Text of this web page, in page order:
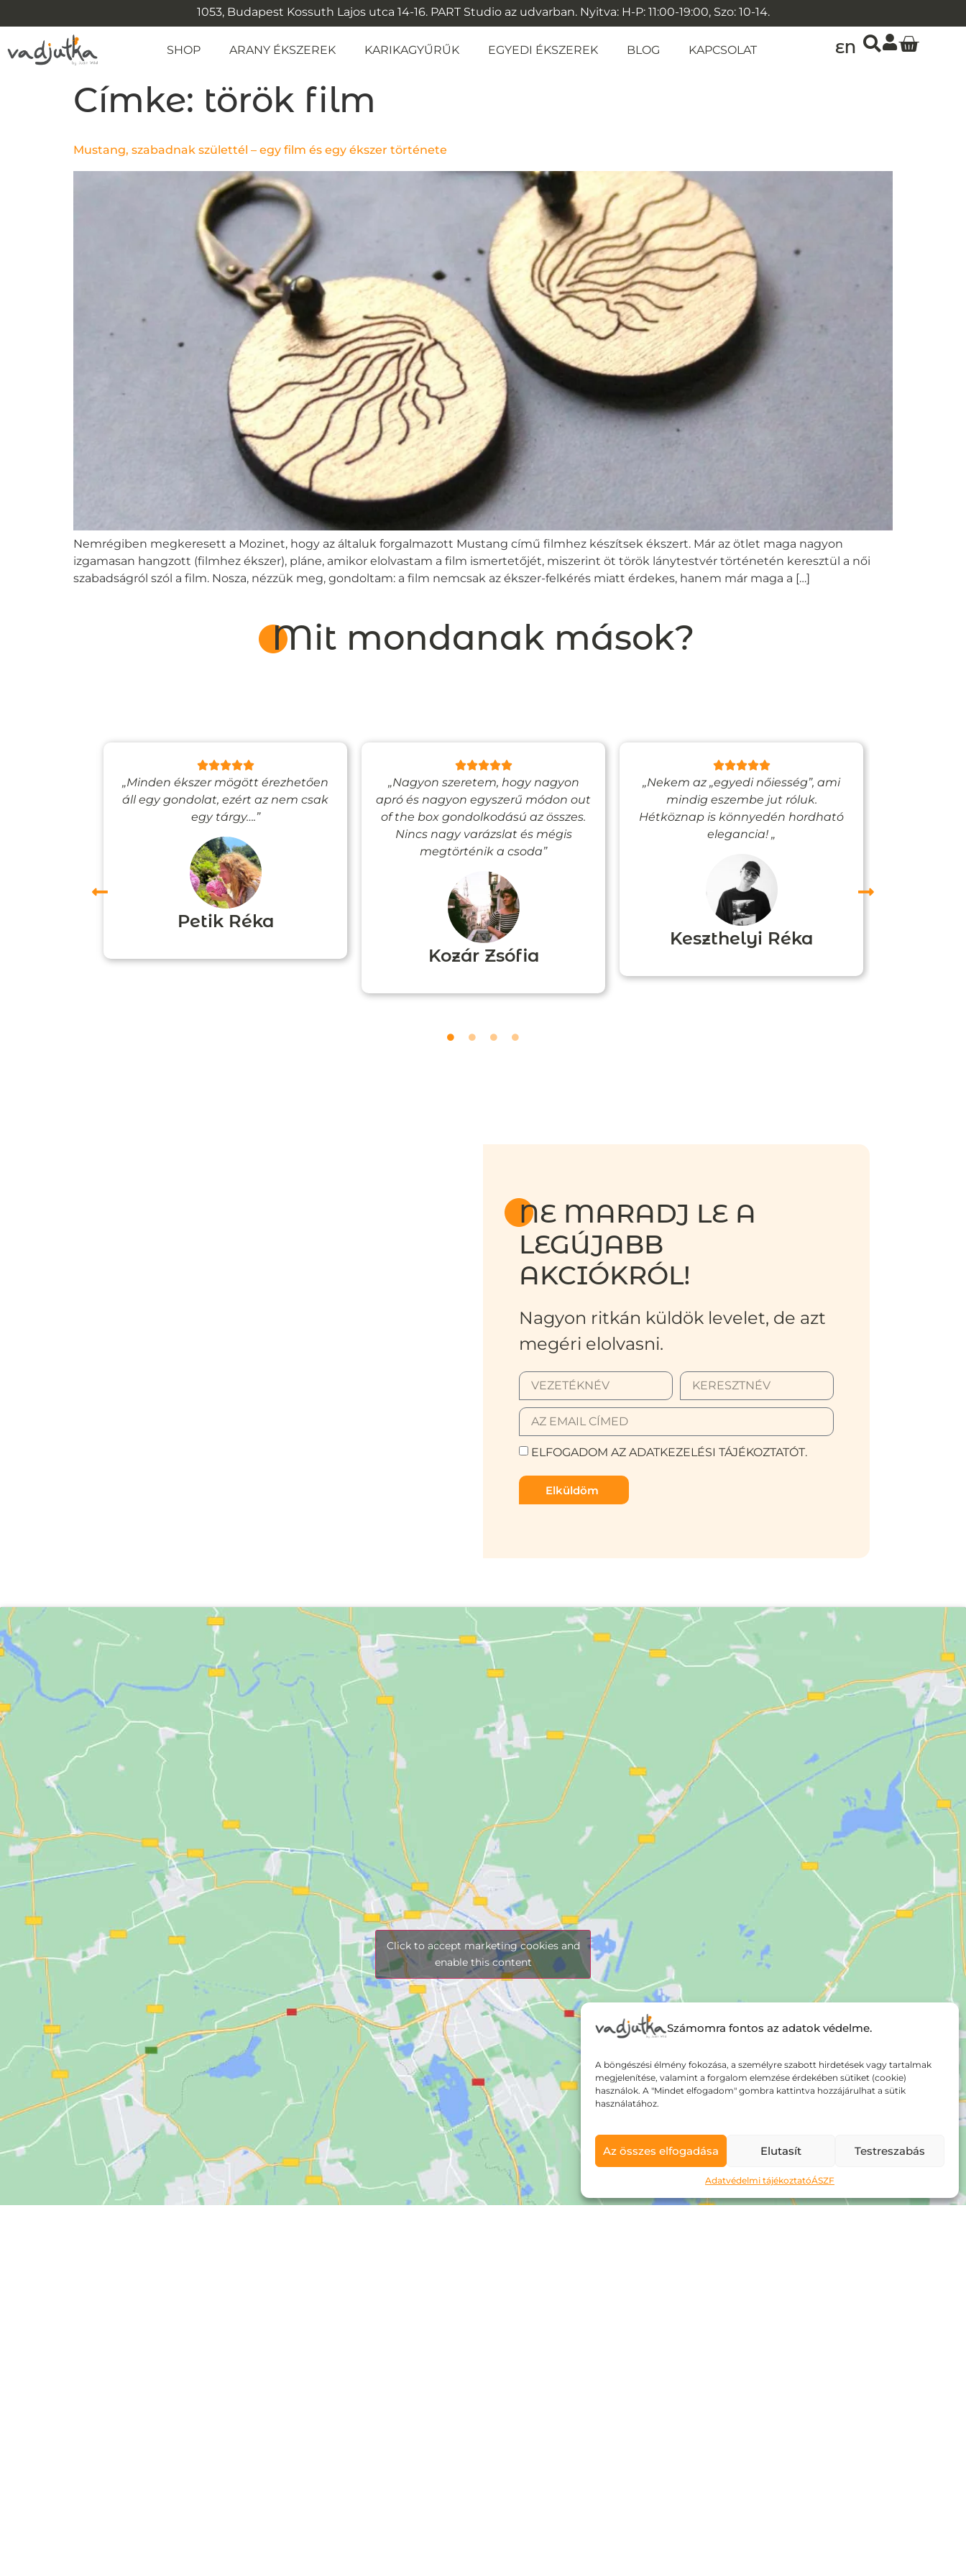
Számomra fontos az adatok védelme.
A böngészési élmény fokozása, a személyre szabott hirdetések vagy tartalmak
megjelenítése, valamint a forgalom elemzése érdekében sütiket (cookie)
használok. A "Mindet elfogadom" gombra kattintva hozzájárulhat a sütik
használatához.
Az összes elfogadása Elutasít Testreszabás
Adatvédelmi tájékoztatóÁSZF
1053, Budapest Kossuth Lajos utca 14-16. PART Studio az udvarban. Nyitva: H-P: 11:00-19:00, Szo: 10-14.
SHOP ARANY ÉKSZEREK KARIKAGYŰRŰK EGYEDI ÉKSZEREK BLOG KAPCSOLAT EN
Címke: török film
Mustang, szabadnak születtél – egy film és egy ékszer története
Nemrégiben megkeresett a Mozinet, hogy az általuk forgalmazott Mustang című filmhez készítsek ékszert. Már az ötlet maga nagyon
izgamasan hangzott (filmhez ékszer), pláne, amikor elolvastam a film ismertetőjét, miszerint öt török lánytestvér történetén keresztül a női
szabadságról szól a film. Nosza, nézzük meg, gondoltam: a film nemcsak az ékszer-felkérés miatt érdekes, hanem már maga a […]
Mit mondanak mások?
„Minden ékszer mögött érezhetően
áll egy gondolat, ezért az nem csak
egy tárgy….”
Petik Réka
„Nagyon szeretem, hogy nagyon
apró és nagyon egyszerű módon out
of the box gondolkodású az összes.
Nincs nagy varázslat és mégis
megtörténik a csoda”
Kozár Zsófia
„Nekem az „egyedi nőiesség”, ami
mindig eszembe jut róluk.
Hétköznap is könnyedén hordható
elegancia! „
Keszthelyi Réka
NE MARADJ LE A
LEGÚJABB
AKCIÓKRÓL!
Nagyon ritkán küldök levelet, de azt
megéri elolvasni.
ELFOGADOM AZ ADATKEZELÉSI TÁJÉKOZTATÓT.
Elküldöm
Click to accept marketing cookies and
enable this content